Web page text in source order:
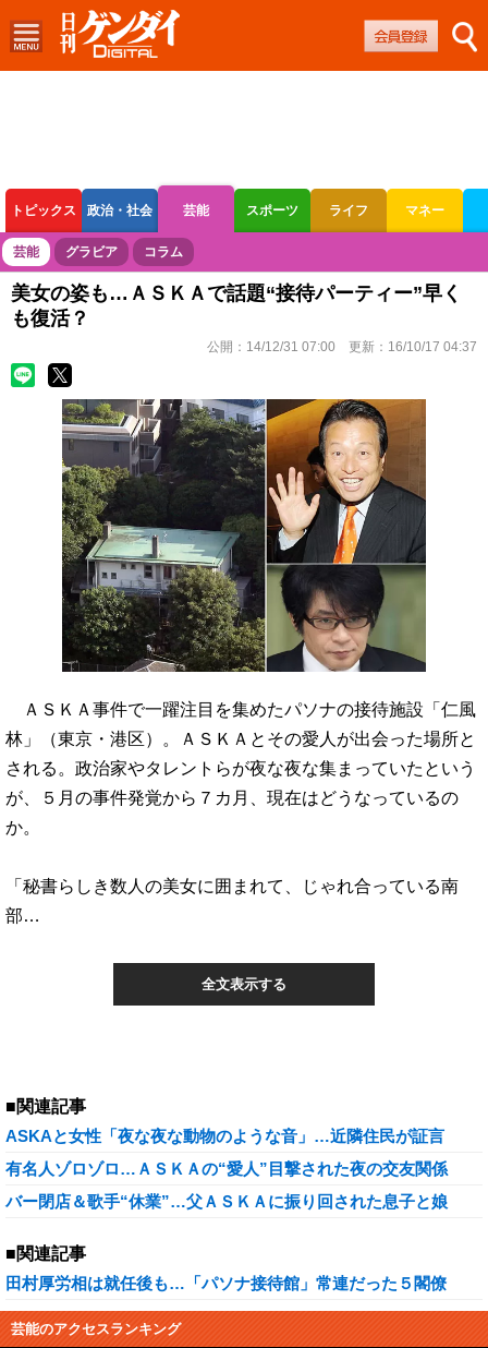
トピックス 政治・社会 芸能 スポーツ ライフ マネー
ボートレース 競輪 オートレース
芸能 グラビア コラム
美女の姿も…ＡＳＫＡで話題“接待パーティー”早く
も復活？
公開： 14/12/31 07:00 更新： 16/10/17 04:37
ＡＳＫＡ事件で一躍注目を集めたパソナの接待施設「仁風
林」（東京・港区）。ＡＳＫＡとその愛人が出会った場所と
される。政治家やタレントらが夜な夜な集まっていたという
が、５月の事件発覚から７カ月、現在はどうなっているの
か。
「秘書らしき数人の美女に囲まれて、じゃれ合っている南
部…
全文表示する
■関連記事
ASKAと女性「夜な夜な動物のような音」…近隣住民が証言
有名人ゾロゾロ…ＡＳＫＡの“愛人”目撃された夜の交友関係
バー閉店＆歌手“休業”…父ＡＳＫＡに振り回された息子と娘
■関連記事
田村厚労相は就任後も…「パソナ接待館」常連だった５閣僚
芸能のアクセスランキング